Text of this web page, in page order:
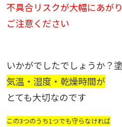
不具合リスクが大幅にあが
ご注意ください
いかがでしたでしょうか？
気温・湿度・乾燥時間が
とても大切なのです
この3つのうち1つでも守らなければ